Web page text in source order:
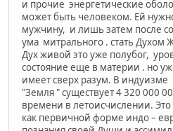
и прочие энергетические
может быть человеком. Ей
мужчину, и лишь затем после
ума митрального . стать Духом
Дух живой это уже полубог,
состояние еще в материи . но
имеет сверх разум. В
"Земля " существует 4 320 000
времени в летоисчислении. Это
как первичной форме индо –